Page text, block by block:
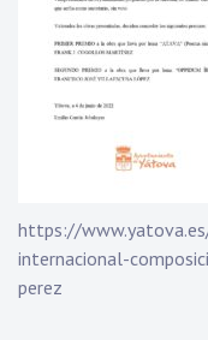
https://
internacional-
perez